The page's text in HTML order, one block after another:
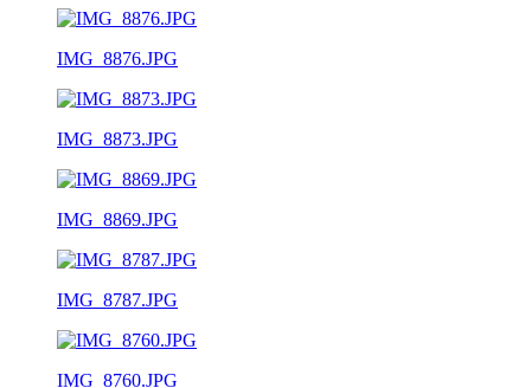
IMG_8876.JPG
IMG_8873.JPG
IMG_8869.JPG
IMG_8787.JPG
IMG_8760.JPG